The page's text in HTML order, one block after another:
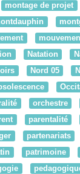
montage de projet
Natation
Nord 05
orchestre
parentalité
partenariats
patrimoine